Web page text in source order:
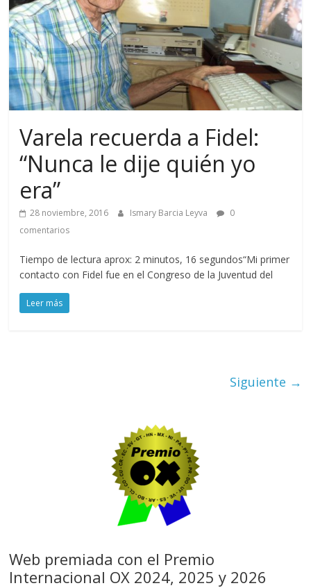
Varela recuerda a Fidel:
“Nunca le dije quién yo
era”
28 noviembre, 2016 Ismary Barcia Leyva
0
comentarios
Tiempo de lectura aprox: 2 minutos, 16 segundos“Mi primer
contacto con Fidel fue en el Congreso de la Juventud del
Leer más
Siguiente →
Web premiada con el Premio
Internacional OX 2024, 2025 y 2026